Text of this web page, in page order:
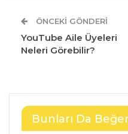
ÖNCEKI GÖNDERI
YouTube Aile Üyeleri
Neleri Görebilir?
Bunları Da